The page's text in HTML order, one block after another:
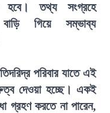
তথ্য সংগ্রহে
গিয়ে সম্ভাব্য
পরিবার যাতে এই
দেওয়া হচ্ছে। একই
গ্রহণ করতে না পারেন,